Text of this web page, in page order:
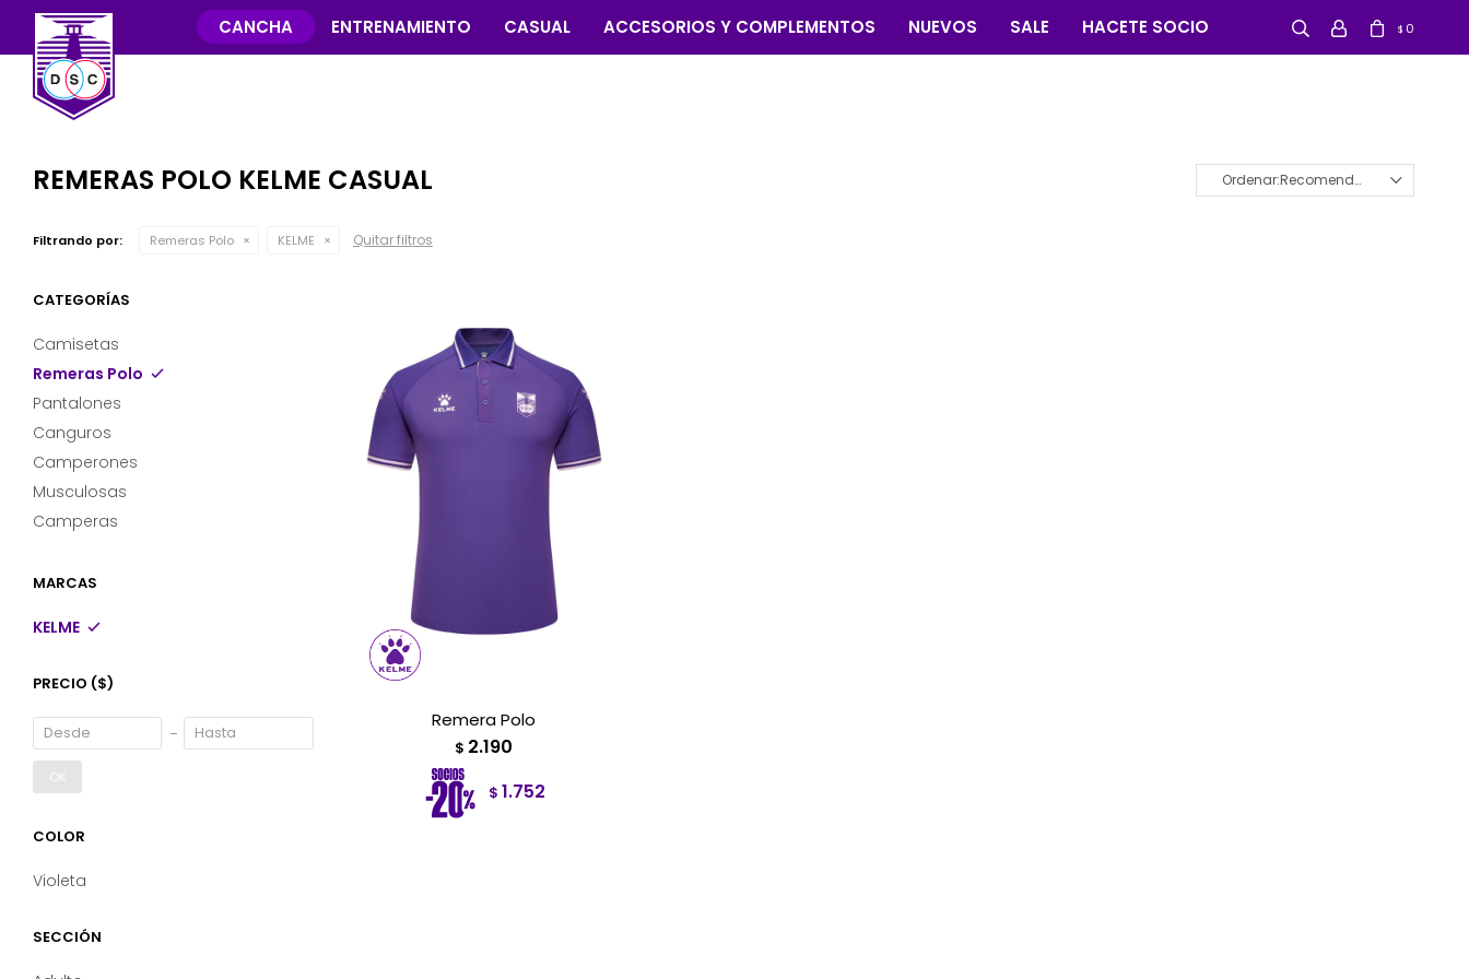
CANCHA ENTRENAMIENTO CASUAL ACCESORIOS Y COMPLEMENTOS NUEVOS SALE HACETE SOCIO $ 0
REMERAS POLO KELME CASUAL Recomendados
Filtrando por: Remeras Polo KELME Quitar filtros
Remera Polo
$ 2.190
$ 1.752
CATEGORÍAS
Camisetas
Remeras Polo
Pantalones
Canguros
Camperones
Musculosas
Camperas
MARCAS
KELME
PRECIO ($)
OK
COLOR
Violeta
SECCIÓN